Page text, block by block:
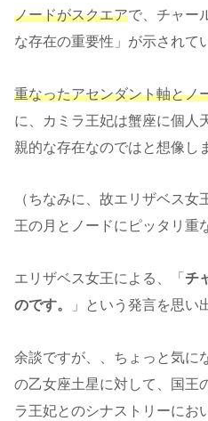
ノードがスクエアで、チャー
な存在の重要性」が示されて
重なったアセンダント軸とノ
に、カミラ王妃は蟹座に個人
親的な存在なのではと想像し
（ちなみに、故エリザベス女
王の月とノードにピッタリ重
エリザベス女王による、「 チ
のです。
」という発言を思い
余談ですが、、ちょっと気に
の乙女座土星に対して、国王
ラ王妃とのシナストリーにお